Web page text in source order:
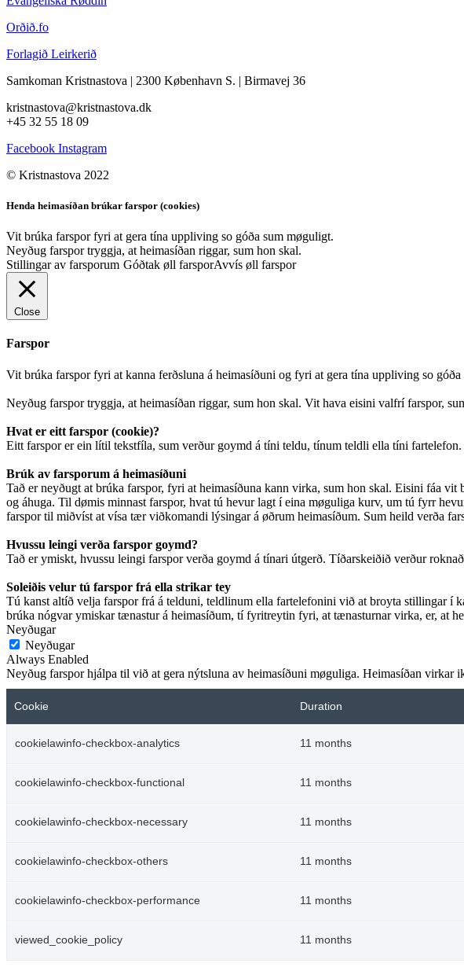
Orðið.fo
Forlagið Leirkerið
Samkoman Kristnastova | 2300 København S. | Birmavej 36
kristnastova@kristnastova.dk
+45 32 55 18 09
Facebook Instagram
© Kristnastova 2022
Henda heimasíðan brúkar farspor (cookies)
Vit brúka farspor fyri at gera tína uppliving so góða sum møguligt.
Neyðug farspor tryggja, at heimasíðan riggar, sum hon skal.
Stillingar av farsporum Góðtak øll farsporAvvís øll farspor
Close
Farspor
Vit brúka farspor fyri at kanna ferðsluna á heimasíðuni og fyri at gera tína uppliving so
Neyðug farspor tryggja, at heimasíðan riggar, sum hon skal. Vit hava eisini valfrí farspor,
Hvat er eitt farspor (cookie)?
Eitt farspor er ein lítil tekstfíla, sum verður goymd á tíni teldu, tínum teldli ella tíni
Brúk av farsporum á heimasíðuni
Tað er neyðugt at brúka farspor, fyri at heimasíðuna kann virka, sum hon skal. Eisini fáa
og áhuga. Til dømis minnast farspor, hvat tú hevur lagt í eina møguliga kurv, um tú fyrr
farspor til miðvíst at vísa tær viðkomandi lýsingar á øðrum heimasíðum. Sum heild verða
Hvussu leingi verða farspor goymd?
Tað er ymiskt, hvussu leingi farspor verða goymd á tínari útgerð. Tíðarskeiðið verður
Soleiðis velur tú farspor frá ella strikar tey
Tú kanst altíð velja farspor frá á telduni, teldlinum ella fartelefonini við at broyta stillingar
brúka nógvar ymiskar tænastur á heimasíðum, tí fyritreytin fyri, at tænasturnar virka, er, at
Neyðugar
Neyðugar
Always Enabled
Neyðug farspor hjálpa til við at gera nýtsluna av heimasíðuni møguliga. Heimasíðan virkar
Cookie Duration
cookielawinfo-checkbox-analytics 11 months
cookielawinfo-checkbox-functional 11 months
cookielawinfo-checkbox-necessary 11 months
cookielawinfo-checkbox-others 11 months
cookielawinfo-checkbox-performance 11 months
viewed_cookie_policy 11 months